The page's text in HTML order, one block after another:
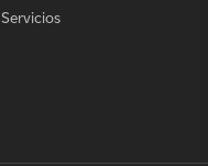
Servicios